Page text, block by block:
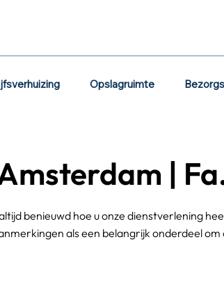
Opslagruimte
|
benieuwd hoe u onze dienstverlening
als een belangrijk onderdeel